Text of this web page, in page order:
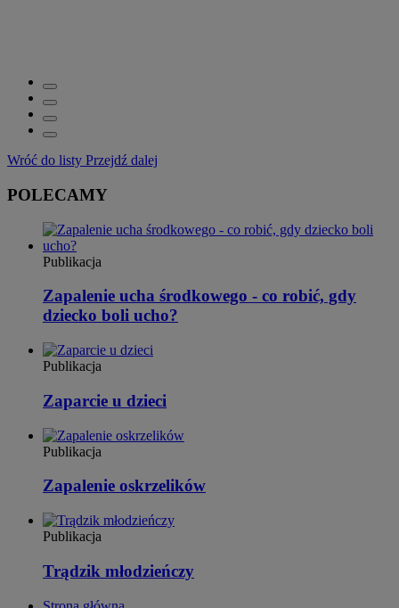
Wróć do listy Przejdź dalej
POLECAMY
Publikacja
Zapalenie ucha środkowego - co robić, gdy
dziecko boli ucho?
Publikacja
Zaparcie u dzieci
Publikacja
Zapalenie oskrzelików
Publikacja
Trądzik młodzieńczy